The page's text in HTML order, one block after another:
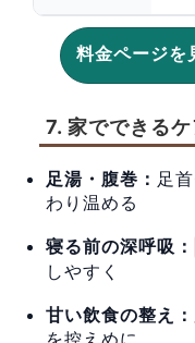
料金ページを
7. 家でできるケ
足湯・腹巻： 足
わり温める
寝る前の深呼吸：
しやすく
甘い飲食の整え：
を控えめに